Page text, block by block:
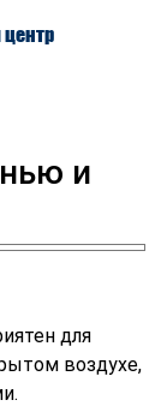
и
для
воздухе,